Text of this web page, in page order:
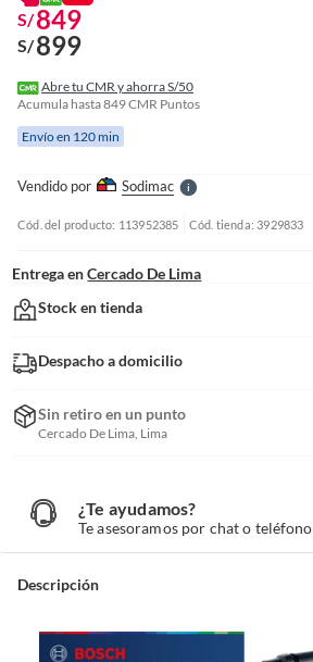
S/849
S/899
Abre tu CMR y ahorra S/50
Acumula hasta849CMR Puntos
Envío en 120 min
Vendido por SodimacS
r
I
Cód. del producto: 113952385 Cód. tienda: 3929833
Entrega en Cercado De Lima
Stock en tienda
Despacho a domicilio
Sin retiro en un punto
Cercado De Lima, Lima
¿Te ayudamos?
Te asesoramos por chat o teléfono
Descripción